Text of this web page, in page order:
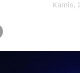
Kamis,